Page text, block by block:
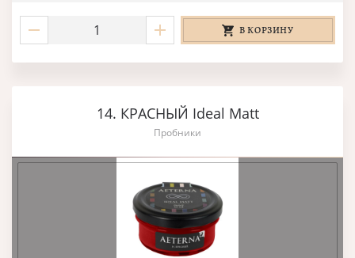
В КОРЗИНУ
14. КРАСНЫЙ Ideal Matt
Пробники